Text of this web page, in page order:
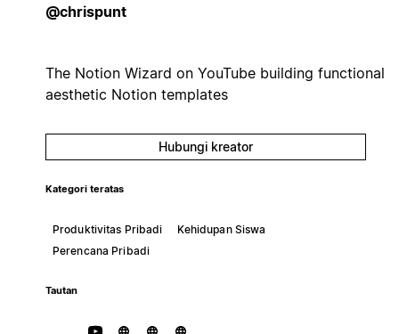
@chrispunt
The Notion Wizard on YouTube building functional
aesthetic Notion templates
Hubungi kreator
Kategori teratas
Produktivitas Pribadi
Kehidupan Siswa
Perencana Pribadi
Tautan